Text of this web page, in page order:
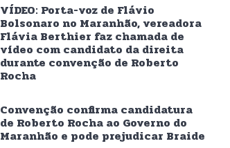
VÍDEO: Porta-voz de Flávio
Bolsonaro no Maranhão, vereadora
Flávia Berthier faz chamada de
vídeo com candidato da direita
durante convenção de Roberto
Rocha
Convenção confirma candidatura
de Roberto Rocha ao Governo do
Maranhão e pode prejudicar Braide